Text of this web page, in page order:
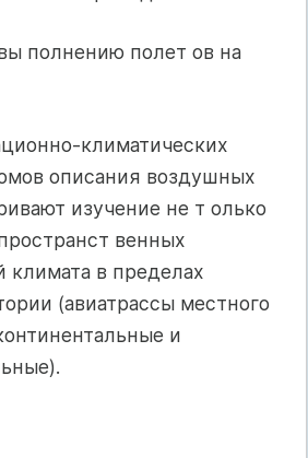
полнению полет ов на
климатических
описания воздушных
изучение не т олько
венных
климата в пределах
(авиатрассы местного
и